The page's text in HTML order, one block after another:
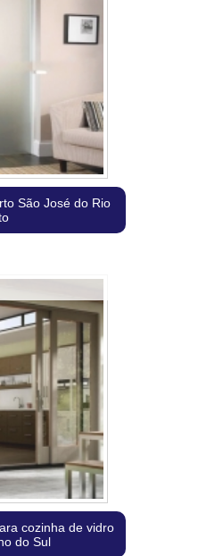
São José do Rio
cozinha de vidro
do Sul